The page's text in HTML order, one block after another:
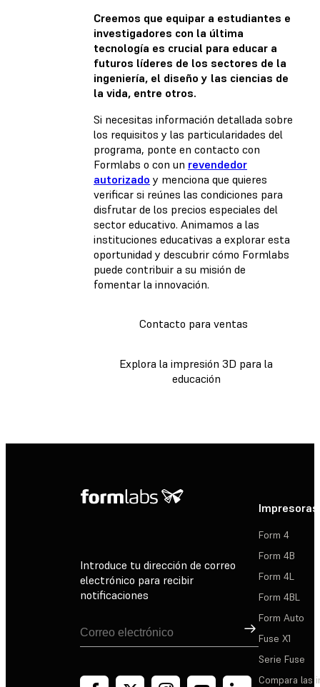
Creemos que equipar a estudiantes e
investigadores con la última
tecnología es crucial para educar a
futuros líderes de los sectores de la
ingeniería, el diseño y las ciencias de
la vida, entre otros.
Si necesitas información detallada sobre
los requisitos y las particularidades del
programa, ponte en contacto con
Formlabs o con un revendedor
autorizado y menciona que quieres
verificar si reúnes las condiciones para
disfrutar de los precios especiales del
sector educativo. Animamos a las
instituciones educativas a explorar esta
oportunidad y descubrir cómo Formlabs
puede contribuir a su misión de
fomentar la innovación.
Contacto para ventas
Explora la impresión 3D para la
educación
Introduce tu dirección de correo
electrónico para recibir
notificaciones
Suscribirse
Impresoras
Form 4
Form 4B
Form 4L
Form 4BL
Form Auto
Fuse X1
Serie Fuse
Compara las